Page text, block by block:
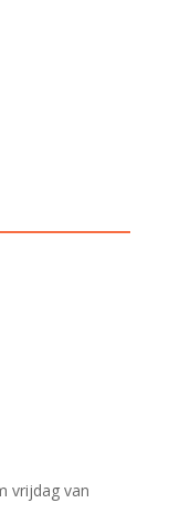
vrijdag van